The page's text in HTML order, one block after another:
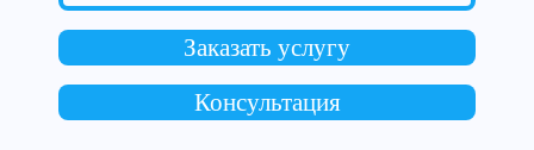
Заказать услугу
Консультация